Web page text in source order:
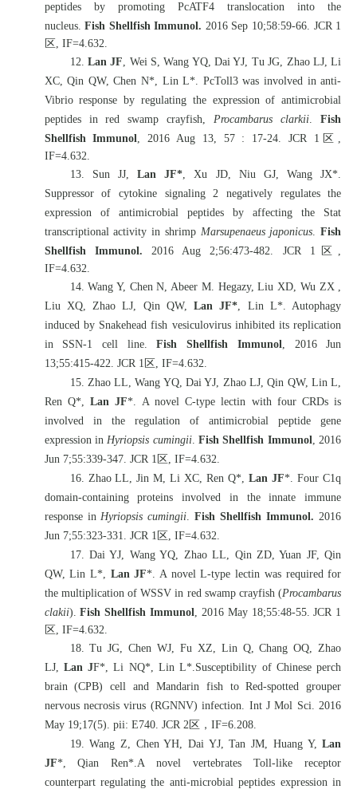
peptides by promoting PcATF4 translocation into the
nucleus.Fish Shellfish Immunol. 2016 Sep 10;58:59-66. JCR 1
区 , IF=4.632.
12. Lan JF, Wei S, Wang YQ, Dai YJ, Tu JG, Zhao LJ, Li
XC, Qin QW, Chen N*, Lin L*. PcToll3 was involved in anti-
Vibrio response by regulating the expression of antimicrobial
peptides in red swamp crayfish,Procambarus clarkii.Fish
Shellfish Immunol, 2016 Aug 13, 57 : 17-24. JCR 1 区 ,
IF=4.632.
13. Sun JJ,Lan JF*, Xu JD, Niu GJ, Wang JX*.
Suppressor of cytokine signaling 2 negatively regulates the
expression of antimicrobial peptides by affecting the Stat
transcriptional activity in shrimp Marsupenaeus japonicus.Fish
Shellfish Immunol. 2016 Aug 2;56:473-482. JCR 1 区 ,
IF=4.632.
14. Wang Y, Chen N, Abeer M. Hegazy, Liu XD, Wu ZX ,
Liu XQ, Zhao LJ, Qin QW, Lan JF*, Lin L*. Autophagy
induced by Snakehead fish vesiculovirus inhibited its replication
in SSN-1 cell line.Fish Shellfish Immunol, 2016 Jun
13;55:415-422. JCR 1 区 , IF=4.632.
15. Zhao LL, Wang YQ, Dai YJ, Zhao LJ, Qin QW, Lin L,
Ren Q*,Lan JF*. A novel C-type lectin with four CRDs is
involved in the regulation of antimicrobial peptide gene
expression inHyriopsis cumingii.Fish Shellfish Immunol, 2016
Jun 7;55:339-347. JCR 1 区 , IF=4.632.
16. Zhao LL, Jin M, Li XC, Ren Q*, Lan JF*. Four C1q
domain-containing proteins involved in the innate immune
response inHyriopsis cumingii.Fish Shellfish Immunol. 2016
Jun 7;55:323-331. JCR 1 区 , IF=4.632.
17. Dai YJ, Wang YQ, Zhao LL, Qin ZD, Yuan JF, Qin
QW, Lin L*, Lan JF*. A novel L-type lectin was required for
the multiplication of WSSV in red swamp crayfish (Procambarus
clakii).Fish Shellfish Immunol, 2016 May 18;55:48-55. JCR 1
区 , IF=4.632.
18. Tu JG, Chen WJ, Fu XZ, Lin Q, Chang OQ, Zhao
LJ, Lan JF*, Li NQ*, Lin L*.Susceptibility of Chinese perch
brain (CPB) cell and Mandarin fish to Red-spotted grouper
nervous necrosis virus (RGNNV) infection. Int J Mol Sci. 2016
May 19;17(5). pii: E740. JCR 2区， IF=6.208.
19. Wang Z, Chen YH, Dai YJ, Tan JM, Huang Y, Lan
JF*, Qian Ren*.A novel vertebrates Toll-like receptor
counterpart regulating the anti-microbial peptides expression in